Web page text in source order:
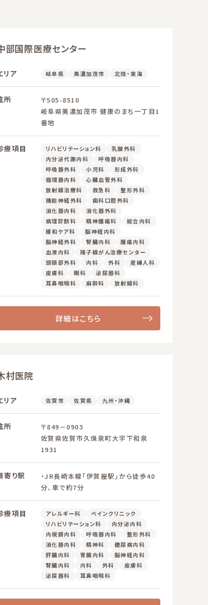
部国際医療センター
リア 岐阜県 美濃加茂市 北陸・東海
所
〒505-8510
岐阜県美濃加茂市 健康のまち一丁目1
番地
療項目 リハビリテーション科
乳腺外科
内分泌代謝内科
呼吸器内科
呼吸器外科
小児科
形成外科
循環器内科
心臓血管外科
放射線治療科
救急科
整形外科
機能神経外科
歯科口腔外科
消化器内科
消化器外科
病理診断科
精神腫瘍科
総合内科
緩和ケア科
脳神経内科
脳神経外科
腎臓内科
腫瘍内科
血液内科
陽子線がん治療センター
頭頸部外科
内科 外科
産婦人科
皮膚科
眼科
泌尿器科
耳鼻咽喉科
麻酔科 放射線科
詳細はこちら
村医院
リア 佐賀市 佐賀県 九州・沖縄
所
〒849－0903
佐賀県佐賀市久保泉町大字下和泉
1931
寄り駅
・JR長崎本線「伊賀屋駅」から徒歩40
分、車で約7分
療項目 アレルギー科
ペインクリニック
リハビリテーション科
内分泌内科
内視鏡内科
呼吸器内科
整形外科
消化器内科
精神科
糖尿病内科
肝臓内科
胃腸内科
脳神経内科
腎臓内科
内科 外科
皮膚科
泌尿器科
耳鼻咽喉科